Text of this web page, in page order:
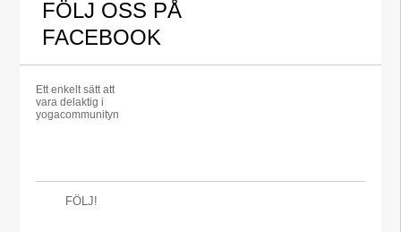
FÖLJ OSS PÅ
FACEBOOK
Ett enkelt sätt att
vara delaktig i
yogacommunityn
FÖLJ!